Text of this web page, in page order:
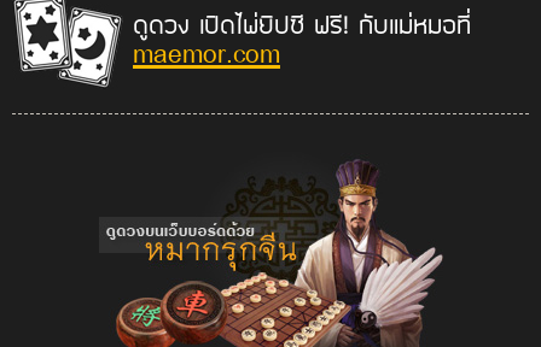
ดูดวง เปิดไพ่ยิปซี ฟรี! กับแม่หมอที่
maemor.com